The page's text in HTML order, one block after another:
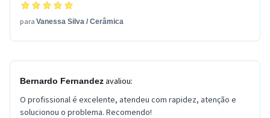
para Vanessa Silva / Cerâmica
Bernardo Fernandezavaliou:
O profissional é excelente, atendeu com rapidez, atenção e
solucionou o problema. Recomendo!